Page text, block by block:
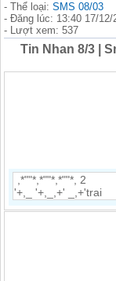
- Thể loại: SMS 08/03
- Đăng lúc: 13:40 17/12/
- Lượt xem: 537
Tin Nhan 8/3 |